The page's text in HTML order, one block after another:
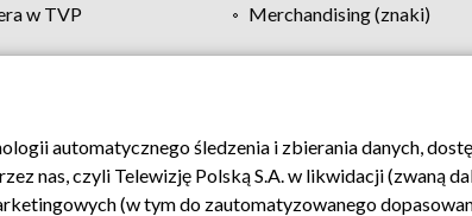
w TVP
Merchandising (znaki)
Moje zgody Pomoc Biuro reklamy Kontakt
automatycznego śledzenia i zbierania danych,
nas, czyli Telewizję Polską S.A. w likwidacji (zwaną
(w tym do zautomatyzowanego